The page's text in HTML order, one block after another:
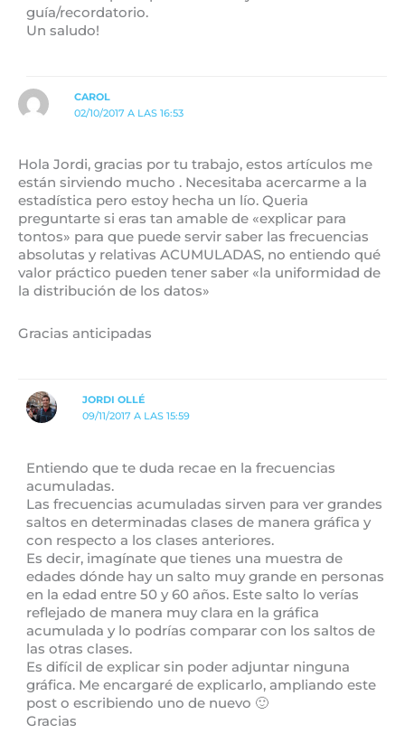
guía/recordatorio.
Un saludo!
CAROL
02/10/2017 A LAS 16:53
Hola Jordi, gracias por tu trabajo, estos artículos me
están sirviendo mucho . Necesitaba acercarme a la
estadística pero estoy hecha un lío. Queria
preguntarte si eras tan amable de «explicar para
tontos» para que puede servir saber las frecuencias
absolutas y relativas ACUMULADAS, no entiendo qué
valor práctico pueden tener saber «la uniformidad de
la distribución de los datos»
Gracias anticipadas
JORDI OLLÉ
09/11/2017 A LAS 15:59
Entiendo que te duda recae en la frecuencias
acumuladas.
Las frecuencias acumuladas sirven para ver grandes
saltos en determinadas clases de manera gráfica y
con respecto a los clases anteriores.
Es decir, imagínate que tienes una muestra de
edades dónde hay un salto muy grande en personas
en la edad entre 50 y 60 años. Este salto lo verías
reflejado de manera muy clara en la gráfica
acumulada y lo podrías comparar con los saltos de
las otras clases.
Es difícil de explicar sin poder adjuntar ninguna
gráfica. Me encargaré de explicarlo, ampliando este
post o escribiendo uno de nuevo 🙂
Gracias